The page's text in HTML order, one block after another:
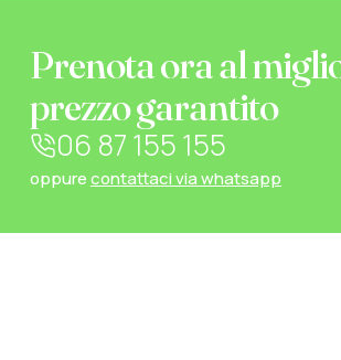
Prenota ora al
prezzo garantito
06 87 155 155
oppurecontattaci via whatsapp